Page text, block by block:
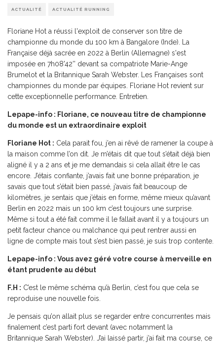
ACTUALITÉ ACTUALITÉ RUNNING
Floriane Hot a réussi l'exploit de conserver son titre de
championne du monde du 100 km à Bangalore (Inde). La
Française déjà sacrée en 2022 à Berlin (Allemagne) s'est
imposée en 7h08'42'' devant sa compatriote Marie-Ange
Brumelot et la Britannique Sarah Webster. Les Françaises sont
championnes du monde par équipes. Floriane Hot revient sur
cette exceptionnelle performance. Entretien.
Lepape-info : Floriane, ce nouveau titre de championne
du monde est un extraordinaire exploit
Floriane Hot : Cela parait fou, j’en ai rêvé de ramener la coupe à
la maison comme l’on dit. Je m’étais dit que tout s’était déjà bien
aligné il y a 2 ans et je me demandais si cela allait être le cas
encore. J’étais confiante, j’avais fait une bonne préparation, je
savais que tout s’était bien passé, j’avais fait beaucoup de
kilomètres, je sentais que j’étais en forme, même mieux qu’avant
Berlin en 2022 mais un 100 km c’est toujours une surprise.
Même si tout a été fait comme il le fallait avant il y a toujours un
petit facteur chance ou malchance qui peut rentrer aussi en
ligne de compte mais tout s’est bien passé, je suis trop contente.
Lepape-info : Vous avez géré votre course à merveille en
étant prudente au début
F.H : C’est le même schéma qu’à Berlin, c’est fou que cela se
reproduise une nouvelle fois.
Je pensais qu’on allait plus se regarder entre concurrentes mais
finalement c’est parti fort devant (avec notamment la
Britannique Sarah Webster). J’ai laissé partir, j’ai fait ma course, ce